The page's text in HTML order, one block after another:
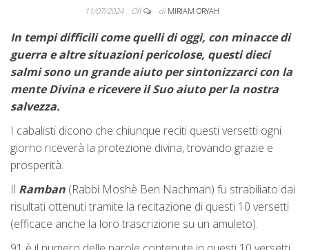
11/07/2024 Off di MIRIAM ORYAH
In tempi difficili come quelli di oggi, con minacce di
guerra e altre situazioni pericolose, questi dieci
salmi sono un grande aiuto per sintonizzarci con la
mente Divina e ricevere il Suo aiuto per la nostra
salvezza.
I cabalisti dicono che chiunque reciti questi versetti ogni
giorno riceverà la protezione divina, trovando grazie e
prosperità.
Il Ramban (Rabbi Moshè Ben Nachman) fu strabiliato dai
risultati ottenuti tramite la recitazione di questi 10 versetti
(efficace anche la loro trascrizione su un amuleto).